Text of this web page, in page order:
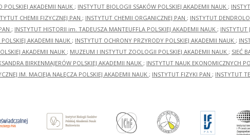
POLSKIEJ AKADEMII NAUK ; INSTYTUT BIOLOGII SSAKÓW POLSKIEJ AKADEMII NAUK ;
CHEMII FIZYCZNEJ PAN ; INSTYTUT CHEMII ORGANICZNEJ PAN ; INSTYTUT
; INSTYTUT HISTORII im. TADEUSZA MANTEUFFLA POLSKIEJ AKADEMII NAUK ; INSTYTUT
AKADEMII NAUK ; INSTYTUT OCHRONY PRZYRODY POLSKIEJ AKADEMII NAUK ;
AKADEMII NAUK ; MUZEUM I INSTYTUT ZOOLOGII POLSKIEJ AKADEMII NAUK ; SIEĆ
BIRKENMAJERÓW POLSKIEJ AKADEMII NAUK ; INSTYTUT NAUK EKONOMICZNYCH
IM. MACIEJA NAŁĘCZA POLSKIEJ AKADEMII NAUK ; INSTYTUT FIZYKI PAN ; INSTYTUT